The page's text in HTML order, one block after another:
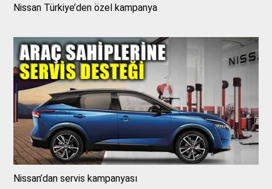
Nissan Türkiye’den özel kampanya
Nissan’dan servis kampanyası